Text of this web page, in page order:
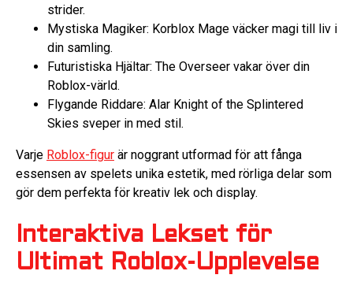
strider.
Mystiska Magiker: Korblox Mage väcker magi till liv i
din samling.
Futuristiska Hjältar: The Overseer vakar över din
Roblox-värld.
Flygande Riddare: Alar Knight of the Splintered
Skies sveper in med stil.
Varje Roblox-figur är noggrant utformad för att fånga
essensen av spelets unika estetik, med rörliga delar som
gör dem perfekta för kreativ lek och display.
Interaktiva Lekset för
Ultimat Roblox-Upplevelse